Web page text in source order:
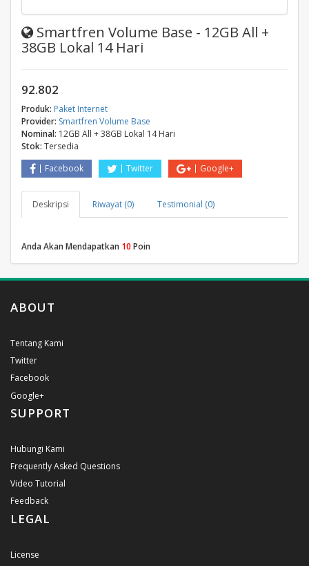
Smartfren Volume Base - 12GB All +
38GB Lokal 14 Hari
92.802
Produk: Paket Internet
Provider: Smartfren Volume Base
Nominal: 12GB All + 38GB Lokal 14 Hari
Stok: Tersedia
Facebook
Twitter Google+
Deskripsi Riwayat (0) Testimonial (0)
Anda Akan Mendapatkan 10 Poin
ABOUT
Tentang Kami
Twitter
Facebook
Google+
SUPPORT
Hubungi Kami
Frequently Asked Questions
Video Tutorial
Feedback
LEGAL
License